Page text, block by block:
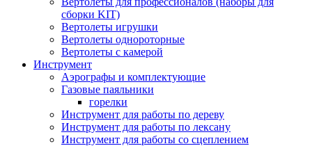
сборки KIT)
Вертолеты игрушки
Вертолеты однороторные
Вертолеты с камерой
Инструмент
Аэрографы и комплектующие
Газовые паяльники
горелки
Инструмент для работы по дереву
Инструмент для работы по лексану
Инструмент для работы со сцеплением